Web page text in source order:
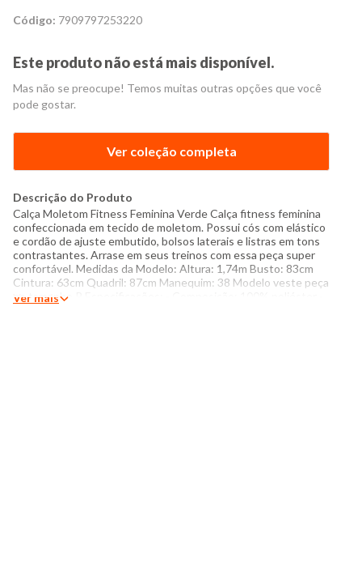
Código: 7909797253220
Este produto não está mais disponível.
Mas não se preocupe! Temos muitas outras opções que você
pode gostar.
Ver coleção completa
Descrição do Produto
Calça Moletom Fitness Feminina Verde Calça fitness feminina
confeccionada em tecido de moletom. Possui cós com elástico
e cordão de ajuste embutido, bolsos laterais e listras em tons
contrastantes. Arrase em seus treinos com essa peça super
confortável. Medidas da Modelo: Altura: 1,74m Busto: 83cm
Cintura: 63cm Quadril: 87cm Manequim: 38 Modelo veste peça
no tamanho P Especificações: - Composição: 100% poliéster -
Ver mais